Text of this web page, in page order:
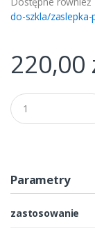
do-szkla/
220,00
Q
u
a
t
yParametry
zastosowanie